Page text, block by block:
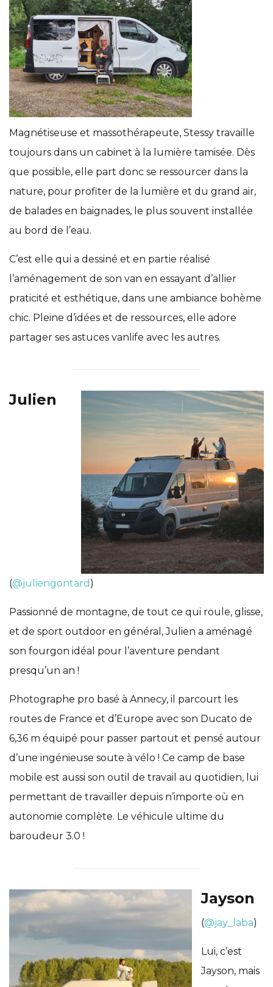
Magnétiseuse et massothérapeute, Stessy travaille
toujours dans un cabinet à la lumière tamisée. Dès
que possible, elle part donc se ressourcer dans la
nature, pour profiter de la lumière et du grand air,
de balades en baignades, le plus souvent installée
au bord de l’eau.
C’est elle qui a dessiné et en partie réalisé
l’aménagement de son van en essayant d’allier
praticité et esthétique, dans une ambiance bohème
chic. Pleine d’idées et de ressources, elle adore
partager ses astuces vanlife avec les autres.
Julien
(@juliengontard )
Passionné de montagne, de tout ce qui roule, glisse,
et de sport outdoor en général, Julien a aménagé
son fourgon idéal pour l’aventure pendant
presqu’un an !
Photographe pro basé à Annecy, il parcourt les
routes de France et d’Europe avec son Ducato de
6,36 m équipé pour passer partout et pensé autour
d’une ingénieuse soute à vélo ! Ce camp de base
mobile est aussi son outil de travail au quotidien, lui
permettant de travailler depuis n’importe où en
autonomie complète. Le véhicule ultime du
baroudeur 3.0 !
Jayson
(@jay_laba)
Lui, c’est
Jayson, mais